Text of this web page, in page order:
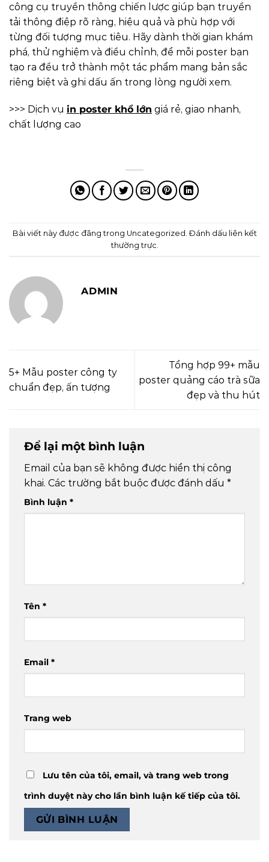
công cụ truyền thông chiến lược giúp bạn truyền
tải thông điệp rõ ràng, hiệu quả và phù hợp với
từng đối tượng mục tiêu. Hãy dành thời gian khám
phá, thử nghiệm và điều chỉnh, để mỗi poster bạn
tạo ra đều trở thành một tác phẩm mang bản sắc
riêng biệt và ghi dấu ấn trong lòng người xem.
>>> Dịch vụ in poster khổ lớn giá rẻ, giao nhanh,
chất lượng cao
Bài viết này được đăng trong Uncategorized . Đánh dấu liên kết
thường trực
ADMIN
5+ Mẫu poster công ty
chuẩn đẹp, ấn tượng
Tổng hợp 99+ mẫu
poster quảng cáo trà sữa
đẹp và thu hút
Để lại một bình luận
Email của bạn sẽ không được hiển thị công
khai. Các trường bắt buộc được đánh dấu *
Bình luận *
Tên *
Email *
Trang web
Lưu tên của tôi, email, và trang web trong
trình duyệt này cho lần bình luận kế tiếp của tôi.